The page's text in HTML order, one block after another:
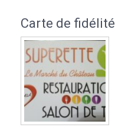
Carte de fidélité